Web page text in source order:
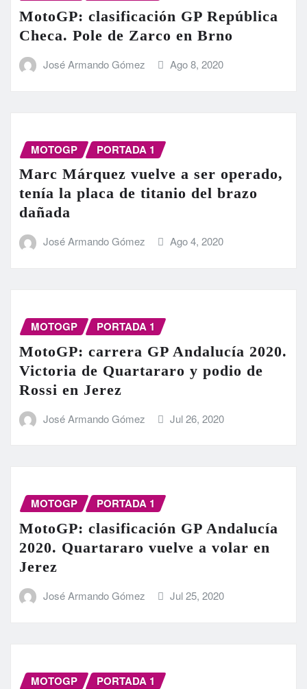
MotoGP: clasificación GP República
Checa. Pole de Zarco en Brno
José Armando Gómez Ago 8, 2020
MOTOGP PORTADA 1
Marc Márquez vuelve a ser operado,
tenía la placa de titanio del brazo
dañada
José Armando Gómez Ago 4, 2020
MOTOGP PORTADA 1
MotoGP: carrera GP Andalucía 2020.
Victoria de Quartararo y podio de
Rossi en Jerez
José Armando Gómez Jul 26, 2020
MOTOGP PORTADA 1
MotoGP: clasificación GP Andalucía
2020. Quartararo vuelve a volar en
Jerez
José Armando Gómez Jul 25, 2020
MOTOGP PORTADA 1